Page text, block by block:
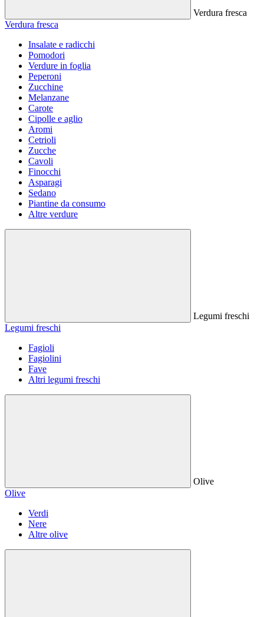
Verdura fresca
Verdura fresca
Insalate e radicchi
Pomodori
Verdure in foglia
Peperoni
Zucchine
Melanzane
Carote
Cipolle e aglio
Aromi
Cetrioli
Zucche
Cavoli
Finocchi
Asparagi
Sedano
Piantine da consumo
Altre verdure
Legumi freschi
Legumi freschi
Fagioli
Fagiolini
Fave
Altri legumi freschi
Olive
Olive
Verdi
Nere
Altre olive